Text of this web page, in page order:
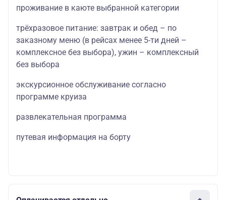
проживание в каюте выбранной категории
трёхразовое питание: завтрак и обед – по
заказному меню (в рейсах менее 5-ти дней –
комплексное без выбора), ужин – комплексный
без выбора
экскурсионное обслуживание согласно
программе круиза
развлекательная программа
путевая информация на борту